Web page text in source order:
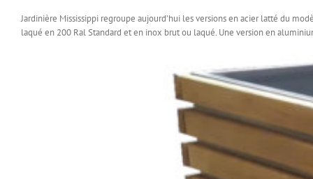
Jardinière Mississippi regroupe aujourd’hui les versions en acier latté du
laqué en 200 Ral Standard et en inox brut ou laqué. Une version en